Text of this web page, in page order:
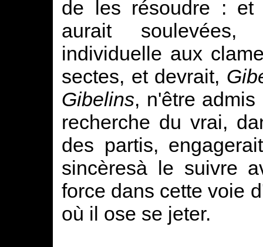
de les résoudre : et
aurait soulevées,
individuelle aux
sectes, et devrait,
Gibelins, n'être
recherche du vrai,
des partis,
sincèresà le suivre
force dans cette voie
où il ose se jeter.